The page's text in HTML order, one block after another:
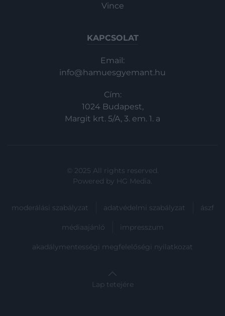
Vince
KAPCSOLAT
Email:
info@hamuesgyemant.hu
Cím:
1024 Budapest,
Margit krt. 5/A, 3. em. 1. a
© 2025 All rights reserved.
Powered by HG Media.
moderálási szabályzat adatvédelmi szabályzat ászf
médiaajánló impresszum
akadálymentességi megfelelőségi nyilatkozat
Lap tetejére